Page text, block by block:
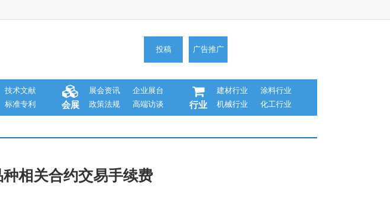
投稿 广告推广
技术文献
标准专利 会展
展会资讯
企业展台
政策法规
高端访谈 行业
建材行业
涂料行业
机械行业
化工行业
相关合约交易手续费